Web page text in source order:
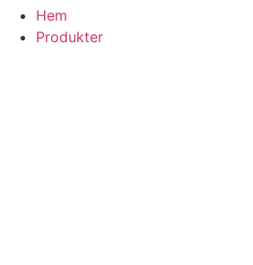
Hem
Produkter